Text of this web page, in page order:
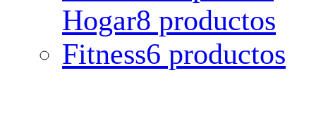
Hogar8 productos
Fitness6 productos